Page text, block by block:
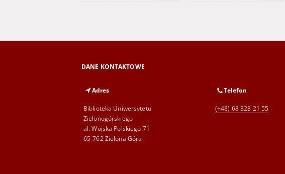
DANE KONTAKTOWE
Adres
Biblioteka Uniwersytetu
Zielonogórskiego
al. Wojska Polskiego 71
65-762 Zielona Góra
Telefon
(+48) 68 328 21 55